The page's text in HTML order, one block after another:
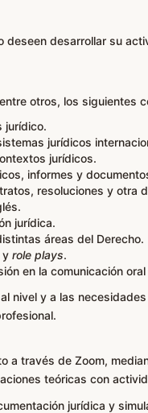
deseen desarrollar su
otros, los siguientes
jurídico.
jurídicos
jurídicos.
informes y
resoluciones y otra
jurídica.
áreas del Derecho.
y role plays.
en la comunicación
nivel y a las
a través de Zoom,
teóricas con
jurídica y